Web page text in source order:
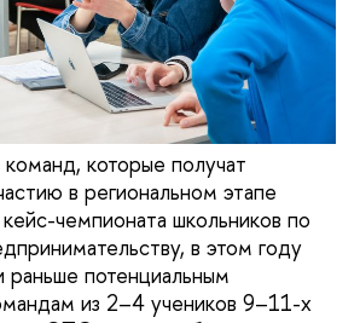
которые получат
в региональном этапе
чемпионата школьников по
в этом году
раньше потенциальным
из 2–4 учеников 9–11-х